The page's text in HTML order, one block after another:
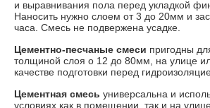
и выравнивания пола перед укладкой
Наносить нужно слоем от 3 до 20мм и
часа. Смесь не подвержена усадке.
Цементно-песчаные смеси пригодны
толщиной слоя о 12 до 80мм, на улице
качестве подготовки перед
Цементная смесь универсальна и
условиях как в помещении, так и на